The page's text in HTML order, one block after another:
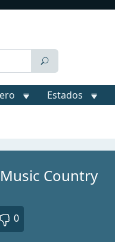
Estados
Country
0